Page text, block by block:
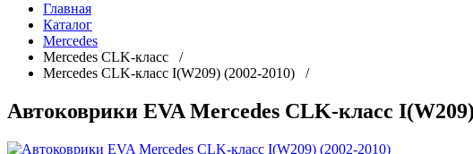
Главная
Каталог
Mercedes
Mercedes СLK-класс /
Mercedes СLK-класс I(W209) (2002-2010) /
Автоковрики EVA Mercedes СLK-класс